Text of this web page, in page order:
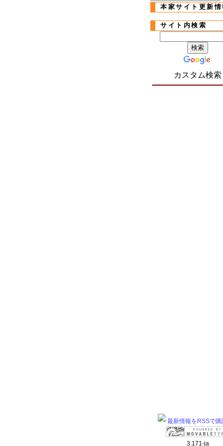
本家サイト更新
サイト内検索
カスタム検索
最新情報をRSSで購
3.171-ja